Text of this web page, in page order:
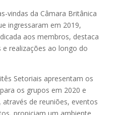
vindas da Câmara Britânica
ingressaram em 2019,
aos membros, destaca
e realizações ao longo do
Setoriais apresentam os
os grupos em 2020 e
de reuniões, eventos